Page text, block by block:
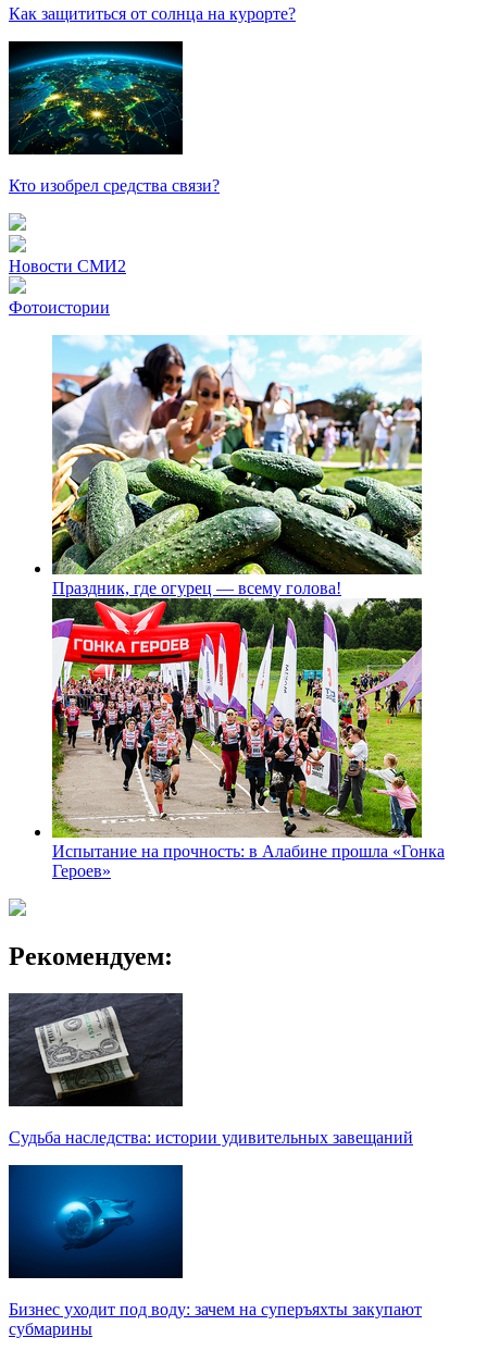
Как защититься от солнца на курорте?
Кто изобрел средства связи?
Новости СМИ2
Фотоистории
Праздник, где огурец — всему голова!
Испытание на прочность: в Алабине прошла «Гонка
Героев»
Рекомендуем:
Судьба наследства: истории удивительных завещаний
Бизнес уходит под воду: зачем на суперъяхты закупают
субмарины